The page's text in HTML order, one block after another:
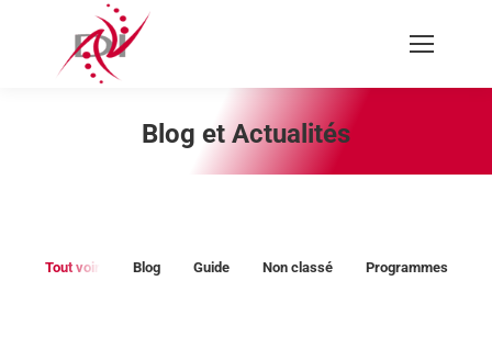
Recherche
:
Blog et Actualités
Vous êtes ici :
Tout voir Blog Guide Non classé Programmes